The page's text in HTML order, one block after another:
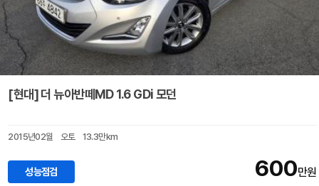
[현대] 더 뉴아반떼MD 1.6 GDi 모던
2015년02월 오토 13.3만km
성능점검 600만원